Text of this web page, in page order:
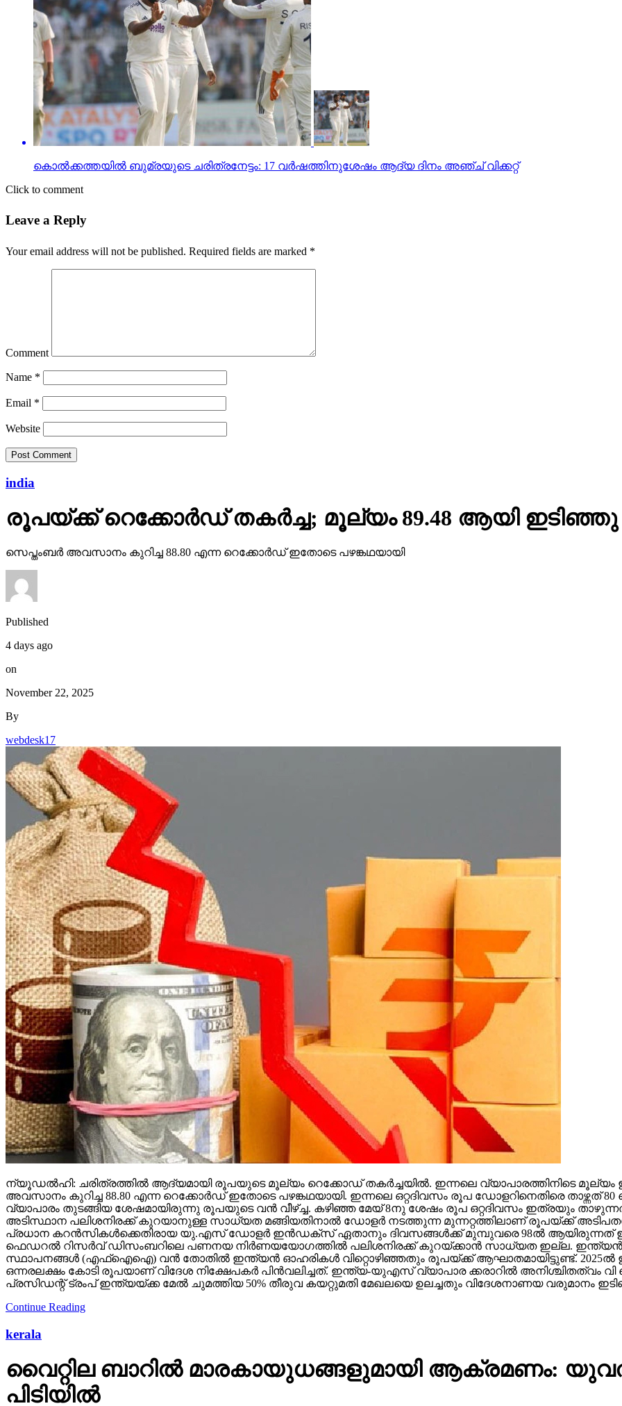
കൊല്‍ക്കത്തയില്‍ ബുമ്രയുടെ ചരിത്രനേട്ടം: 17 വര്‍ഷത്തിനുശേഷം ആദ്യ ദിനം അഞ്ച് വിക്കറ്റ്
Click to comment
Leave a Reply
Your email address will not be published. Required fields are marked *
Comment
Name *
Email *
Website
india
രൂപയ്ക്ക് റെക്കോര്‍ഡ് തകര്‍ച്ച; മൂല്യം 89.48 ആയി ഇടിഞ്ഞു
സെപ്തംബര്‍ അവസാനം കുറിച്ച 88.80 എന്ന റെക്കോര്‍ഡ് ഇതോടെ പഴങ്കഥയായി
Published
4 days ago
on
November 22, 2025
By
webdesk17
ന്യൂഡല്‍ഹി: ചരിത്രത്തില്‍ ആദ്യമായി രൂപയുടെ മൂല്യം റെക്കോഡ് തകര്‍ച്ചയില്‍. ഇന്നലെ വ്യാപാരത്തിനിടെ മൂല്യം
അവസാനം കുറിച്ച 88.80 എന്ന റെക്കോര്‍ഡ് ഇതോടെ പഴങ്കഥയായി. ഇന്നലെ ഒറ്റദിവസം രൂപ ഡോളറിനെതിരെ
വ്യാപാരം തുടങ്ങിയ ശേഷമായിരുന്നു രൂപയുടെ വന്‍ വീഴ്ച്ച. കഴിഞ്ഞ മേയ് 8നു ശേഷം രൂപ ഒറ്റദിവസം ഇത്രയും
അടിസ്ഥാന പലിശനിരക്ക് കുറയാനുള്ള സാധ്യത മങ്ങിയതിനാല്‍ ഡോളര്‍ നടത്തുന്ന മുന്നറ്റത്തിലാണ് രൂപയ്ക്ക്
പ്രധാന കറന്‍സികള്‍ക്കെതിരായ യു.എസ് ഡോളര്‍ ഇന്‍ഡക്‌സ് ഏതാനും ദിവസങ്ങള്‍ക്ക് മുമ്പുവരെ 98ല്‍ ആയിരുന്നത്
ഫെഡറല്‍ റിസര്‍വ് ഡിസംബറിലെ പണനയ നിര്‍ണയയോഗത്തില്‍ പലിശനിരക്ക് കുറയ്ക്കാന്‍ സാധ്യത ഇല്ല. ഇന്ത്യന്‍
സ്ഥാപനങ്ങള്‍ (എഫ്‌ഐഐ) വന്‍ തോതില്‍ ഇന്ത്യന്‍ ഓഹരികള്‍ വിറ്റൊഴിഞ്ഞതും രൂപയ്ക്ക് ആഘാതമായിട്ടുണ്ട്. 2025ല്‍
ഒന്നരലക്ഷം കോടി രൂപയാണ് വിദേശ നിക്ഷേപകര്‍ പിന്‍വലിച്ചത്. ഇന്ത്യ-യുഎസ് വ്യാപാര ക്കരാറില്‍ അനിശ്ചിതത്വം
പ്രസിഡന്റ് ട്രംപ് ഇന്ത്യയ്ക്ക മേല്‍ ചുമത്തിയ 50% തീരുവ കയറ്റുമതി മേഖലയെ ഉലച്ചതും വിദേശനാണയ വരുമാനം
Continue Reading
kerala
വൈറ്റില ബാറില്‍ മാരകായുധങ്ങളുമായി ആക്രമണം:
പിടിയില്‍